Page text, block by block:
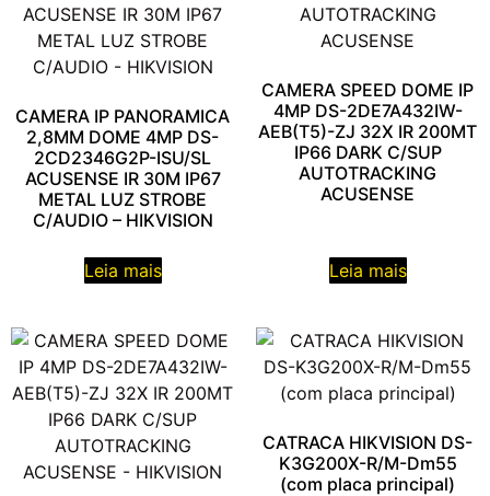
CAMERA IP PANORAMICA
2,8MM DOME 4MP DS-
2CD2346G2P-ISU/SL
ACUSENSE IR 30M IP67
METAL LUZ STROBE
C/AUDIO – HIKVISION
Leia mais
CAMERA SPEED DOME IP
4MP DS-2DE7A432IW-
AEB(T5)-ZJ 32X IR 200MT
IP66 DARK C/SUP
AUTOTRACKING
ACUSENSE
Leia mais
CATRACA HIKVISION DS-
K3G200X-R/M-Dm55
(com placa principal)